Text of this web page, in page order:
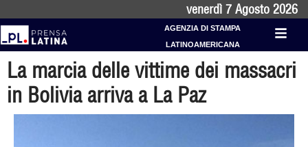
venerdì 7 Agosto 2026
AGENZIA DI STAMPA
LATINOAMERICANA
La marcia delle vittime dei massacri
in Bolivia arriva a La Paz